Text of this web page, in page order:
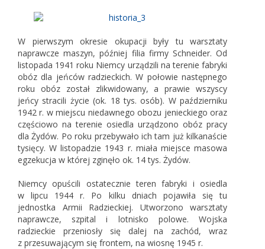
W pierwszym okresie okupacji były tu warsztaty
naprawcze maszyn, później filia firmy Schneider. Od
listopada 1941 roku Niemcy urządzili na terenie fabryki
obóz dla jeńców radzieckich. W połowie następnego
roku obóz został zlikwidowany, a prawie wszyscy
jeńcy stracili życie (ok. 18 tys. osób). W październiku
1942 r. w miejscu niedawnego obozu jenieckiego oraz
częściowo na terenie osiedla urządzono obóz pracy
dla Żydów. Po roku przebywało ich tam już kilkanaście
tysięcy. W listopadzie 1943 r. miała miejsce masowa
egzekucja w której zginęło ok. 14 tys. Żydów.
Niemcy opuścili ostatecznie teren fabryki i osiedla
w lipcu 1944 r. Po kilku dniach pojawiła się tu
jednostka Armii Radzieckiej. Utworzono warsztaty
naprawcze, szpital i lotnisko polowe. Wojska
radzieckie przeniosły się dalej na zachód, wraz
z przesuwającym się frontem, na wiosnę 1945 r.